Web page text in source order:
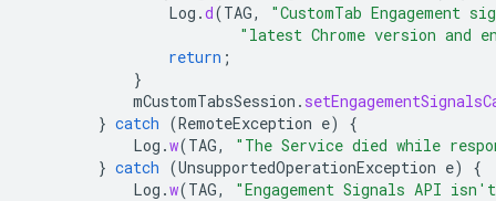
Log .d(TAG,
"CustomTab
"latest Chrome version and
return ;
}
mCustomTabsSession .
} catch (RemoteException e)
{
Log .w(TAG,
"The Service died while
} catch (UnsupportedOperationException e)
{
Log .w(TAG,
"Engagement Signals API